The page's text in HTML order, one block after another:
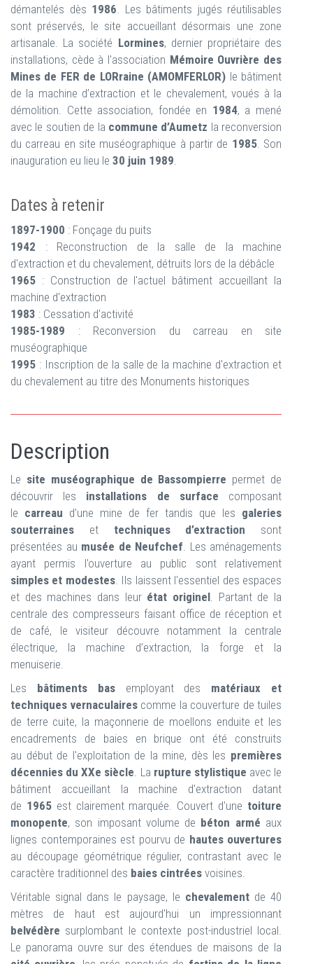
démantelés dès 1986. Les bâtiments jugés réutilisables
sont préservés, le site accueillant désormais une zone
artisanale. La société Lormines, dernier propriétaire des
installations, cède à l'association Mémoire Ouvrière des
Mines de FER de LORraine (AMOMFERLOR) le bâtiment
de la machine d’extraction et le chevalement, voués à la
démolition. Cette association, fondée en 1984, a mené
avec le soutien de la commune d’Aumetz la reconversion
du carreau en site muséographique à partir de 1985. Son
inauguration eu lieu le 30 juin 1989.
Dates à retenir
1897-1900 : Fonçage du puits
1942 : Reconstruction de la salle de la machine
d'extraction et du chevalement, détruits lors de la débâcle
1965 : Construction de l'actuel bâtiment accueillant la
machine d'extraction
1983 : Cessation d'activité
1985-1989 : Reconversion du carreau en site
muséographique
1995 : Inscription de la salle de la machine d'extraction et
du chevalement au titre des Monuments historiques
Description
Le site muséographique de Bassompierre permet de
découvrir les installations de surface composant
le carreau d’une mine de fer tandis que les galeries
souterraines et techniques d’extraction sont
présentées au musée de Neufchef. Les aménagements
ayant permis l'ouverture au public sont relativement
simples et modestes. Ils laissent l'essentiel des espaces
et des machines dans leur état originel. Partant de la
centrale des compresseurs faisant office de réception et
de café, le visiteur découvre notamment la centrale
électrique, la machine d’extraction, la forge et la
menuiserie.
Les bâtiments basemployant des matériaux et
techniques vernaculairescomme la couverture de tuiles
de terre cuite, la maçonnerie de moellons enduite et les
encadrements de baies en brique ont été construits
au début de l'exploitation de la mine, dès les premières
décennies du XXe siècle. La rupture stylistique avec le
bâtiment accueillant la machine d’extraction datant
de 1965 est clairement marquée. Couvert d'une toiture
monopente, son imposant volume de béton armé aux
lignes contemporaines est pourvu de hautes ouvertures
au découpage géométrique régulier, contrastant avec le
caractère traditionnel des baies cintrées voisines.
Véritable signal dans le paysage, le chevalementde 40
mètres de haut est aujourd'hui un impressionnant
belvédère surplombant le contexte post-industriel local.
Le panorama ouvre sur des étendues de maisons de la